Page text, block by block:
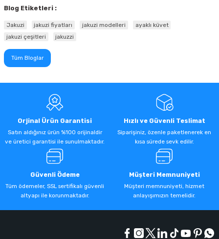
Blog Etiketleri :
Jakuzi jakuzi fiyatları jakuzi modelleri
ayaklı küvet
jakuzi çeşitleri
jakuzzi
Tüm Bloglar
Orjinal Ürün Garantisi
Satın aldığınız ürün %100 orijinaldir
ve üretici garantisi ile sunulmaktadır.
Hızlı ve Güvenli Teslimat
Siparişiniz, özenle paketlenerek en
kısa sürede sevk edilir.
Güvenli Ödeme
Tüm ödemeler, SSL sertifikalı güvenli
altyapı ile korunmaktadır.
Müşteri Memnuniyeti
Müşteri memnuniyeti, hizmet
anlayışımızın temelidir.